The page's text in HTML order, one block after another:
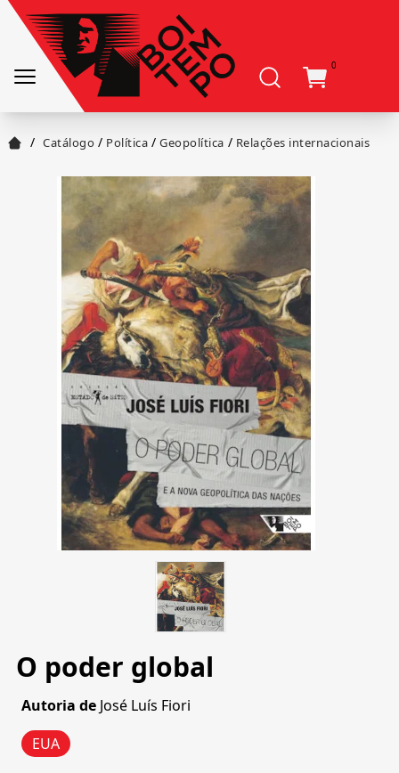
0
/ Catálogo / Política / Geopolítica / Relações internacionais
O poder global
Autoria de José Luís Fiori
EUA